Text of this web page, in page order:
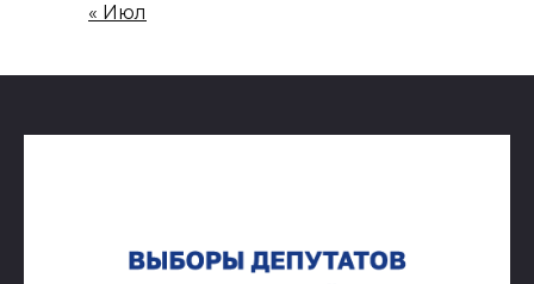
« Июл